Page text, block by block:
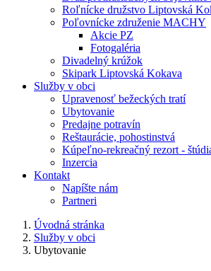
Roľnícke družstvo Liptovská
Poľovnícke združenie MACHY
Akcie PZ
Fotogaléria
Divadelný krúžok
Skipark Liptovská Kokava
Služby v obci
Upravenosť bežeckých tratí
Ubytovanie
Predajne potravín
Reštaurácie, pohostinstvá
Kúpeľno-rekreačný rezort -
Inzercia
Kontakt
Napíšte nám
Partneri
Úvodná stránka
Služby v obci
Ubytovanie